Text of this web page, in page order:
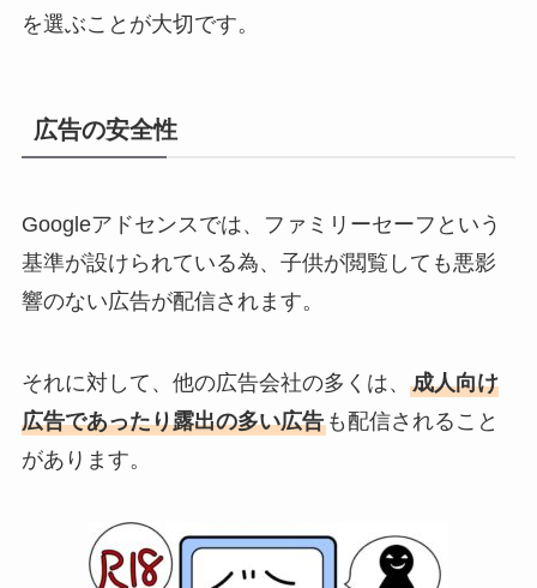
を選ぶことが大切です。
広告の安全性
Googleアドセンスでは、ファミリーセーフという
基準が設けられている為、子供が閲覧しても悪影
響のない広告が配信されます。
それに対して、他の広告会社の多くは、 成人向け
広告であったり露出の多い広告も配信されること
があります。